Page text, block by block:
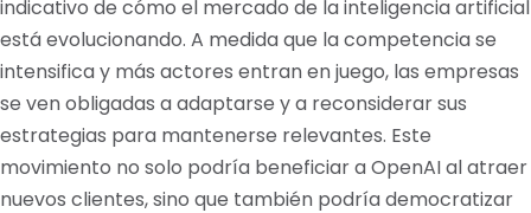
indicativo de cómo el mercado de la inteligencia artificial
está evolucionando. A medida que la competencia se
intensifica y más actores entran en juego, las empresas
se ven obligadas a adaptarse y a reconsiderar sus
estrategias para mantenerse relevantes. Este
movimiento no solo podría beneficiar a OpenAI al atraer
nuevos clientes, sino que también podría democratizar